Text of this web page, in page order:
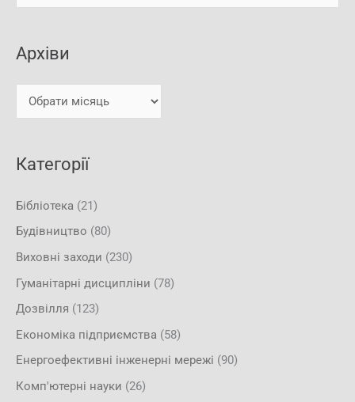
а
т
Архіви
Категорії
Бібліотека (21)
Будівництво (80)
Виховні заходи (230)
Гуманітарні дисципліни (78)
Дозвілля (123)
Економіка підприємства (58)
Енергоефективні інженерні мережі (90)
Комп'ютерні науки (26)